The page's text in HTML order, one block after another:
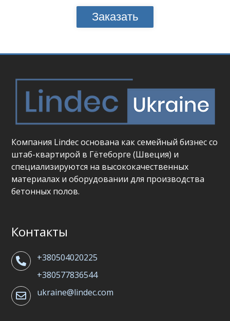
Заказать
Компания Lindec основана как семейный бизнес со
штаб-квартирой в Гётеборге (Швеция) и
специализируются на высококачественных
материалах и оборудовании для производства
бетонных полов.
Контакты
+380504020225
+380577836544
ukraine@lindec.com